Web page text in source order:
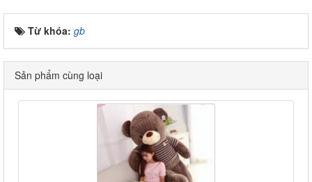
Từ khóa: gb
Sản phẩm cùng loại